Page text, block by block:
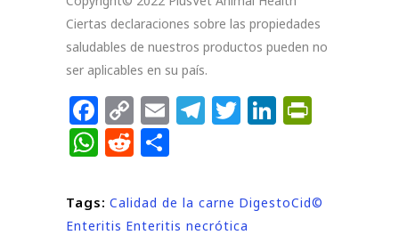
Ciertas declaraciones sobre las propiedades
saludables de nuestros productos pueden no
ser aplicables en su país.
Facebook
Copy
Link
EmailTelegram
TwitterLinkedIn
WhatsApp
Reddit
Tags: Calidad de la carne DigestoCid©
Enteritis Enteritis necrótica